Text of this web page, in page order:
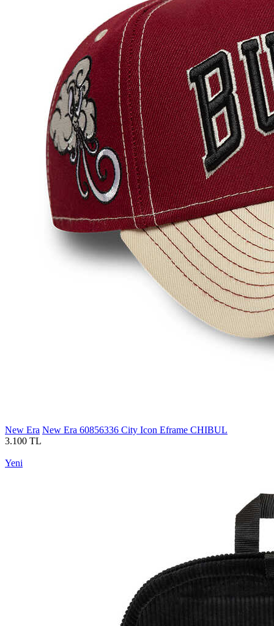
New Era New Era 60856336 City Icon Eframe CHIBUL
3.100 TL
Yeni